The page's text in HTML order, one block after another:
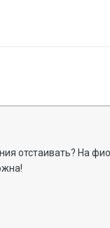
отстаивать? На